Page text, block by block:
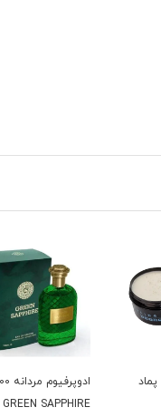
ادوپرفیوم مردانه 100میل
میل L HOMME